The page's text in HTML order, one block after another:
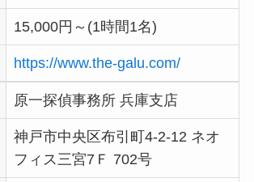
15,000円～(1時間1名)
https://www.the-galu.com/
原一探偵事務所 兵庫支店
神戸市中央区布引町4-2-12 ネオ
フィス三宮7Ｆ 702号